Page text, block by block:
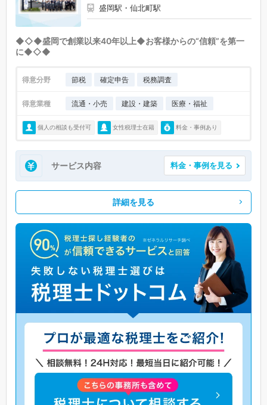
盛岡駅・仙北町駅
◆◇◆盛岡で創業以来40年以上◆お客様からの“信頼”を第一
に◆◇◆
得意分野 節税 確定申告 税務調査
得意業種 流通・小売 建設・建築 医療・福祉
個人の相談も受付可 女性税理士在籍 料金・事例あり
サービス内容 料金・事例を見る
詳細を見る